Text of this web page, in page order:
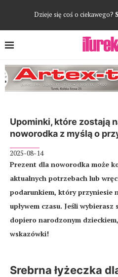
Dzieje się coś o ciekawego?
Upominki, które zostają
noworodka z myślą o
2025-08-14
Prezent dla noworodka może
aktualnych potrzebach lub
podarunkiem, który przyniesie
upływem czasu. Jeśli
dopiero narodzonym
wskazówki!
Srebrna łyżeczka